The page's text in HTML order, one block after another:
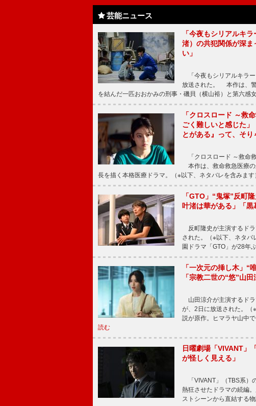
芸能ニュース
「今夜もシリアルキ
渚）の共犯関係が深
い」
「今夜もシリアルキラ
放送された。 本作は、警
を結んだ一匹おおかみの刑事・磯貝（横山裕）と第六感
「クロスロード ～救
ごく難しいと感じた
とがある』って、そり
「クロスロード ～救命
本作は、救命救急医療
長を描く本格医療ドラマ。（※以下、ネタバレを含み
「GTO」“鬼塚”反町
叶渚は華がある」「黒
反町隆史が主演するド
された。（※以下、ネタ
園ドラマ「GTO」が28年
「一次元の挿し木」“
「宗教二世の“悠”山田
山田涼介が主演するド
が、2日に放送された。
説が原作。ヒマラヤ山中
読む
日曜劇場「VIVANT」
が怪しく見える」
「VIVANT」（TBS系）
熱狂させたドラマの続編
ストシーンから直結する